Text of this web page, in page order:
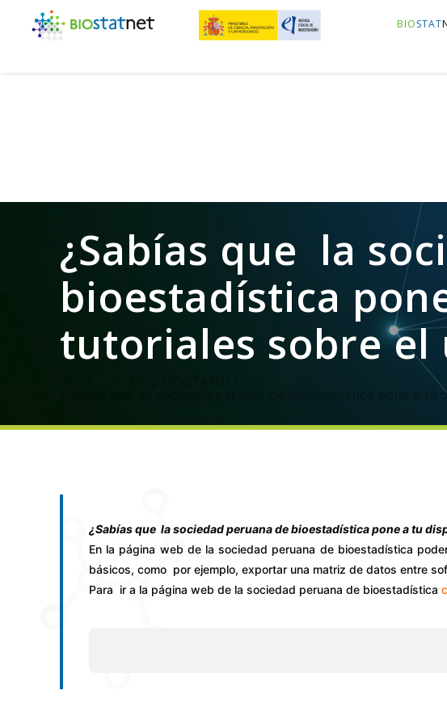
BIOSTAT
¿Sabías que la
bioestadística
tutoriales sobre el
¿Sabías que la sociedad peruana de bioestadística pone a
¿Sabías que la sociedad peruana de bioestadística pone a tu
En la página web de la sociedad peruana de bioestadística
básicos, como por ejemplo, exportar una matriz de datos entre
Para ir a la página web de la sociedad peruana de bioestadística